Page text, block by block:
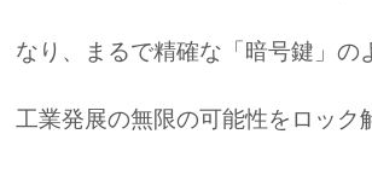
なり、まるで精確な「暗号鍵」の
工業発展の無限の可能性をロック